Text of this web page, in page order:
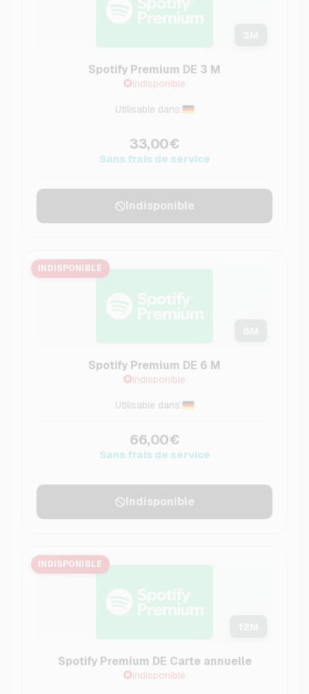
Spotify Premium DE 3 M
Indisponible
Utilisable dans:
33,00€
Sans frais de service
Indisponible
INDISPONIBLE
Spotify Premium DE 6 M
Indisponible
Utilisable dans:
66,00€
Sans frais de service
Indisponible
INDISPONIBLE
Spotify Premium DE Carte annuelle
Indisponible